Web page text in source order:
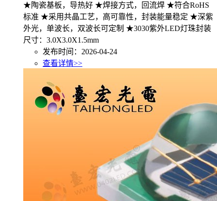
★陶瓷基板，导热好 ★焊接方式，回流焊 ★符合RoHS
标准 ★采用共晶工艺，高可靠性，封装能量稳定 ★深紫
外光，单波长，双波长可定制 ★3030紫外LED灯珠封装
尺寸：3.0X3.0X1.5mm
发布时间：2026-04-24
查看详情>>